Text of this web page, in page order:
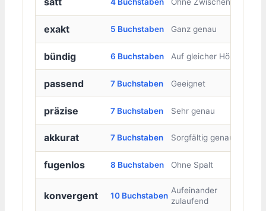
4 Buchstaben Ohne Zwischenraum
exakt 5 Buchstaben Ganz genau
bündig 6 Buchstaben Auf gleicher Höhe
passend 7 Buchstaben Geeignet
präzise 7 Buchstaben Sehr genau
akkurat 7 Buchstaben Sorgfältig genau
fugenlos 8 Buchstaben Ohne Spalt
konvergent 10 Buchstaben
Aufeinander
zulaufend